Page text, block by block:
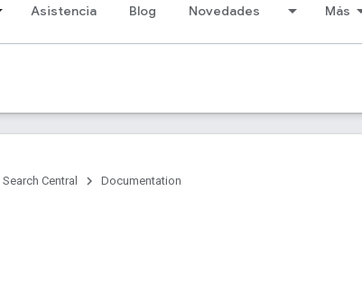
Asistencia Blog Novedades Más
Search Central Documentation